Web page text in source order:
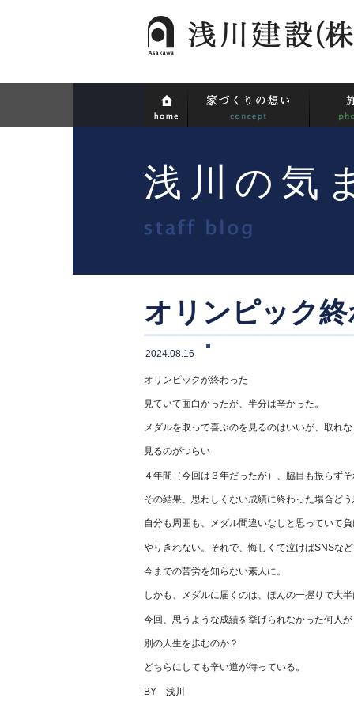
浅川の気
オリンピック
2024.08.16
オリンピックが終わった
見ていて面白かったが、半分は辛かった。
メダルを取って喜ぶのを見るのはいいが、取れ
見るのがつらい
４年間（今回は３年だったが）、脇目も振らず
その結果、思わしくない成績に終わった場合ど
自分も周囲も、メダル間違いなしと思っていて
やりきれない。それで、悔しくて泣けばSNSな
今までの苦労を知らない素人に。
しかも、メダルに届くのは、ほんの一握りで大
今回、思うような成績を挙げられなかった何人
別の人生を歩むのか？
どちらにしても辛い道が待っている。
BY 浅川